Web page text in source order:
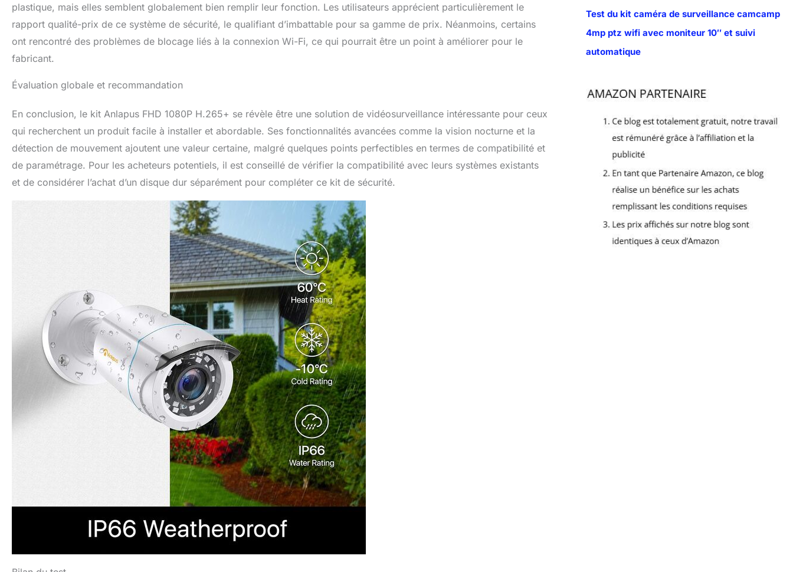
plastique, mais elles semblent globalement bien remplir leur fonction. Les utilisateurs apprécient particulièrement le
rapport qualité-prix de ce système de sécurité, le qualifiant d’imbattable pour sa gamme de prix. Néanmoins, certains
ont rencontré des problèmes de blocage liés à la connexion Wi-Fi, ce qui pourrait être un point à améliorer pour le
fabricant.
Évaluation globale et recommandation
En conclusion, le kit Anlapus FHD 1080P H.265+ se révèle être une solution de vidéosurveillance intéressante pour ceux
qui recherchent un produit facile à installer et abordable. Ses fonctionnalités avancées comme la vision nocturne et la
détection de mouvement ajoutent une valeur certaine, malgré quelques points perfectibles en termes de compatibilité et
de paramétrage. Pour les acheteurs potentiels, il est conseillé de vérifier la compatibilité avec leurs systèmes existants
et de considérer l’achat d’un disque dur séparément pour compléter ce kit de sécurité.
Test du kit caméra de surveillance camcamp
4mp ptz wifi avec moniteur 10″ et suivi
automatique